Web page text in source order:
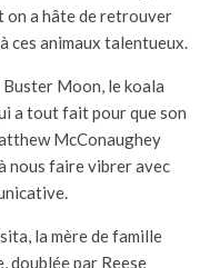
on a hâte de retrouver
ces animaux talentueux.
Moon, le koala
a tout fait pour que son
McConaughey
nous faire vibrer avec
la mère de famille
doublée par Reese